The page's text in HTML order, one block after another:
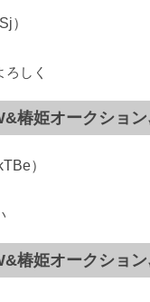
）
ろしく
椿姫オークション
）
椿姫オークション